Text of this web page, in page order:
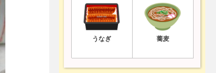
うなぎ 蕎麦